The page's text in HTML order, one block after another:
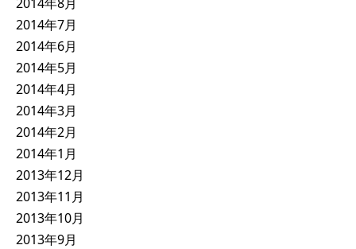
2014年7月
2014年6月
2014年5月
2014年4月
2014年3月
2014年2月
2014年1月
2013年12月
2013年11月
2013年10月
2013年9月